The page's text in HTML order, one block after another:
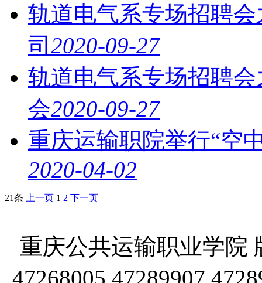
轨道电气系专场招聘
司 2020-09-27
轨道电气系专场招聘
会2020-09-27
重庆运输职院举行“空
2020-04-02
21条 上一页 1 2 下一页
重庆公共运输职业学院
47268005 47289907